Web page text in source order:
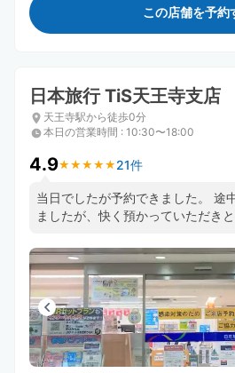
この店舗を予約
日本旅行 TiS天王寺支店
天王寺駅から徒歩0分
本日の営業時間 : 10:30〜18:00
4.9★ ★ ★ ★ ★
★ ★ ★ ★ ★ 21件
当日でしたが予約できました。 途
ましたが、快く預かっていただき
た。 またお願いします。